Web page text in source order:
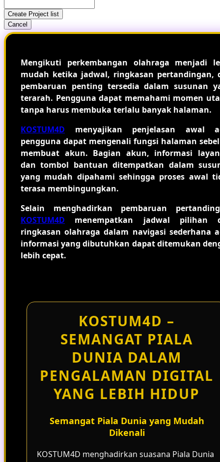
Create Project list
Cancel
Mengikuti perkembangan olahraga menjadi
mudah ketika jadwal, ringkasan pertandingan,
pembaruan penting tersedia dalam susunan
terarah. Pengguna dapat memahami momen
tanpa harus membuka terlalu banyak halaman.
KOSTUM4D menyajikan penjelasan awal
pengguna dapat mengenali fungsi halaman
membuat akun. Bagian akun, informasi
dan tombol bantuan ditempatkan dalam
yang mudah dipahami sehingga proses awal
terasa membingungkan.
Selain menghadirkan pembaruan
KOSTUM4D menempatkan jadwal pilihan
ringkasan olahraga dalam navigasi sederhana
informasi yang dibutuhkan dapat ditemukan
lebih cepat.
KOSTUM4D –
SEMANGAT PIALA
DUNIA DALAM
PENGALAMAN DIGITAL
YANG LEBIH HIDUP
Semangat Piala Dunia yang Mudah
Dikenali
KOSTUM4D menghadirkan suasana Piala Dunia